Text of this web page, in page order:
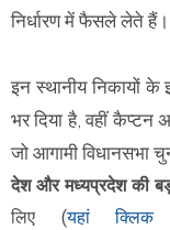
निर्धारण में फैसले लेते हैं।
इन स्थानीय निकायों के
भर दिया है, वहीं कैप्टन
जो आगामी विधानसभा
देश और मध्यप्रदेश की
लिए (यहां